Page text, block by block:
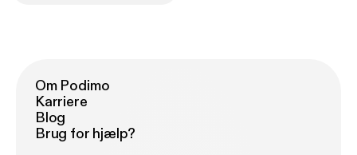
Om Podimo
Karriere
Blog
Brug for hjælp?